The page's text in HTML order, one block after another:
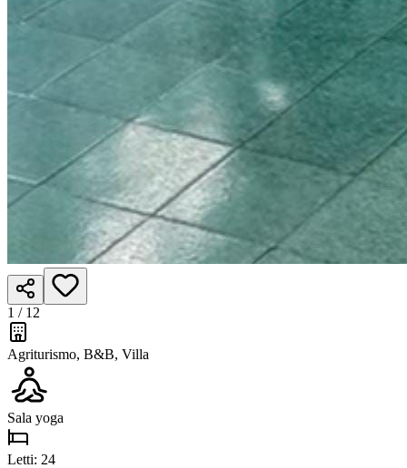
1 / 12
Agriturismo, B&B, Villa
Sala yoga
Letti: 24